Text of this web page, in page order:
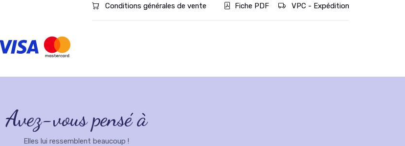
Conditions générales de vente Fiche PDF VPC - Expédition
Avez-vous pensé à
Elles lui ressemblent beaucoup !